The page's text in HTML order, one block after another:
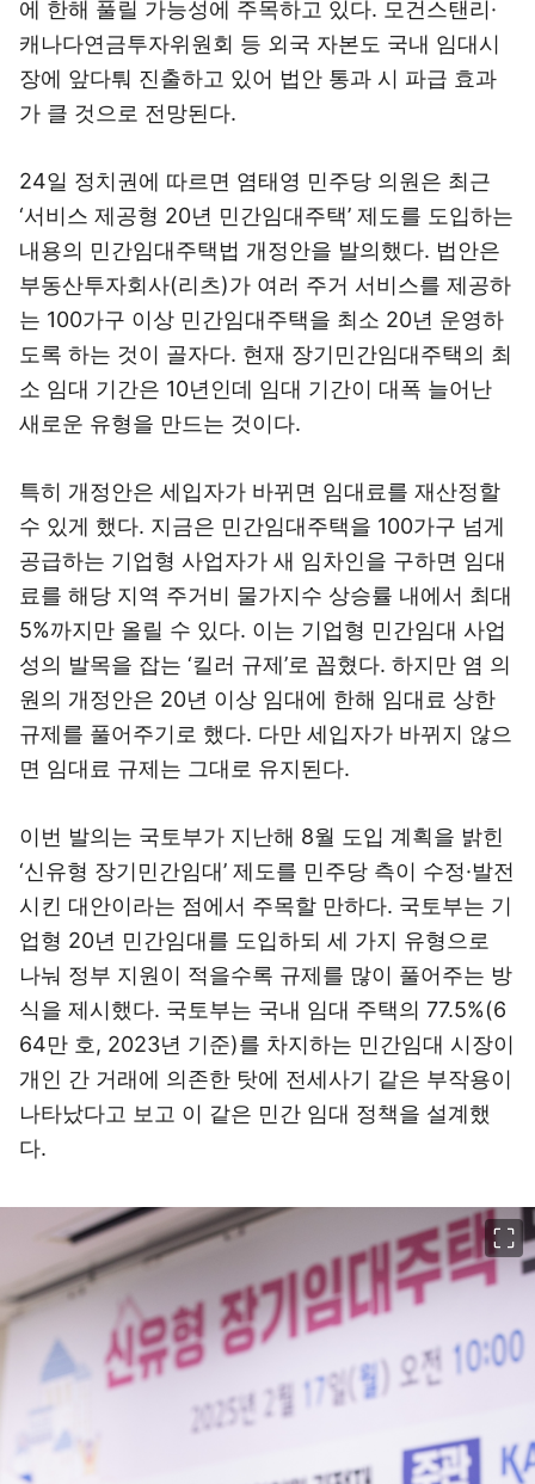
에 한해 풀릴 가능성에 주목하고 있다. 모건스탠리·
캐나다연금투자위원회 등 외국 자본도 국내 임대시
장에 앞다퉈 진출하고 있어 법안 통과 시 파급 효과
가 클 것으로 전망된다.
24일 정치권에 따르면 염태영 민주당 의원은 최근
‘서비스 제공형 20년 민간임대주택’ 제도를 도입하는
내용의 민간임대주택법 개정안을 발의했다. 법안은
부동산투자회사(리츠)가 여러 주거 서비스를 제공하
는 100가구 이상 민간임대주택을 최소 20년 운영하
도록 하는 것이 골자다. 현재 장기민간임대주택의 최
소 임대 기간은 10년인데 임대 기간이 대폭 늘어난
새로운 유형을 만드는 것이다.
특히 개정안은 세입자가 바뀌면 임대료를 재산정할
수 있게 했다. 지금은 민간임대주택을 100가구 넘게
공급하는 기업형 사업자가 새 임차인을 구하면 임대
료를 해당 지역 주거비 물가지수 상승률 내에서 최대
5%까지만 올릴 수 있다. 이는 기업형 민간임대 사업
성의 발목을 잡는 ‘킬러 규제’로 꼽혔다. 하지만 염 의
원의 개정안은 20년 이상 임대에 한해 임대료 상한
규제를 풀어주기로 했다. 다만 세입자가 바뀌지 않으
면 임대료 규제는 그대로 유지된다.
이번 발의는 국토부가 지난해 8월 도입 계획을 밝힌
‘신유형 장기민간임대’ 제도를 민주당 측이 수정·발전
시킨 대안이라는 점에서 주목할 만하다. 국토부는 기
업형 20년 민간임대를 도입하되 세 가지 유형으로
나눠 정부 지원이 적을수록 규제를 많이 풀어주는 방
식을 제시했다. 국토부는 국내 임대 주택의 77.5%(6
64만 호, 2023년 기준)를 차지하는 민간임대 시장이
개인 간 거래에 의존한 탓에 전세사기 같은 부작용이
나타났다고 보고 이 같은 민간 임대 정책을 설계했
다.